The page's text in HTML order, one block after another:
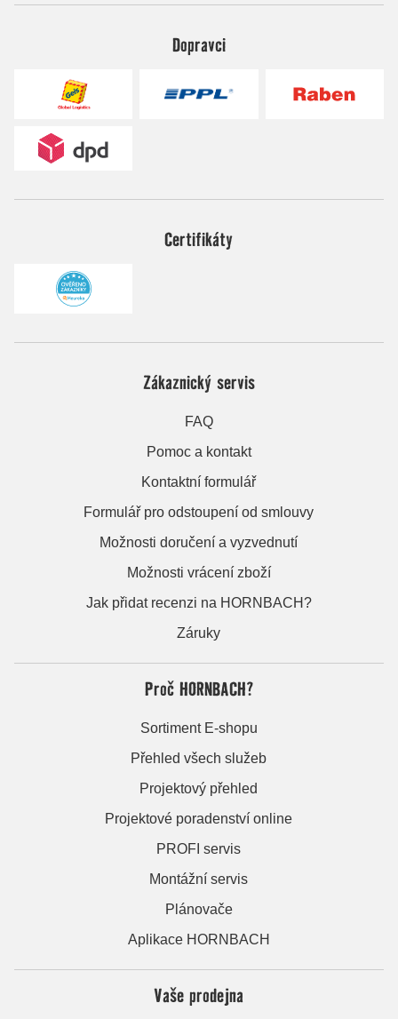
Dopravci
Certifikáty
Zákaznický servis
FAQ
Pomoc a kontakt
Kontaktní formulář
Formulář pro odstoupení od smlouvy
Možnosti doručení a vyzvednutí
Možnosti vrácení zboží
Jak přidat recenzi na HORNBACH?
Záruky
Proč HORNBACH?
Sortiment E-shopu
Přehled všech služeb
Projektový přehled
Projektové poradenství online
PROFI servis
Montážní servis
Plánovače
Aplikace HORNBACH
Vaše prodejna